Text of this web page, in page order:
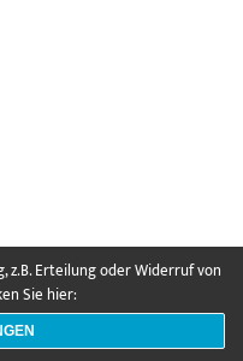
z.B. Erteilung oder Widerruf von
Sie hier: